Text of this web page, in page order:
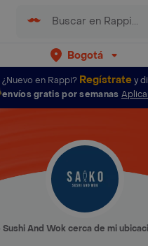
Bogotá
¿Nuevo en Rappi? Regístratey
envíos gratis por semanas
Sushi And Wok cerca de mi